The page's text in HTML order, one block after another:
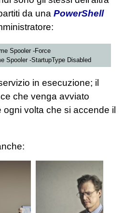
da una PowerShell
Spooler -Force
Spooler -StartupType Disabled
in esecuzione; il
che venga avviato
volta che si accende il